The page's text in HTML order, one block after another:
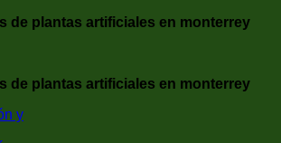
de plantas artificiales en monterrey
de plantas artificiales en monterrey